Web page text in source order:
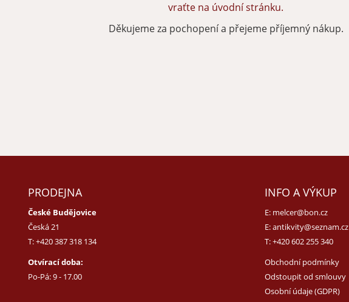
vraťte na úvodní stránku.
Děkujeme za pochopení a přejeme příjemný nákup.
PRODEJNA
České Budějovice
Česká 21
T:+420 387 318 134
Otvírací doba:
Po-Pá: 9 - 17.00
INFO A VÝKUP
E: melcer@bon.cz
E:antikvity@seznam.cz
T:+420 602 255 340
Obchodní podmínky
Odstoupit od smlouvy
Osobní údaje (GDPR)